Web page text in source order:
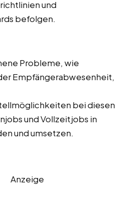
und
befolgen.
Probleme, wie
Empfängerabwesenheit,
bei diesen
und Vollzeitjobs in
und umsetzen.
Anzeige